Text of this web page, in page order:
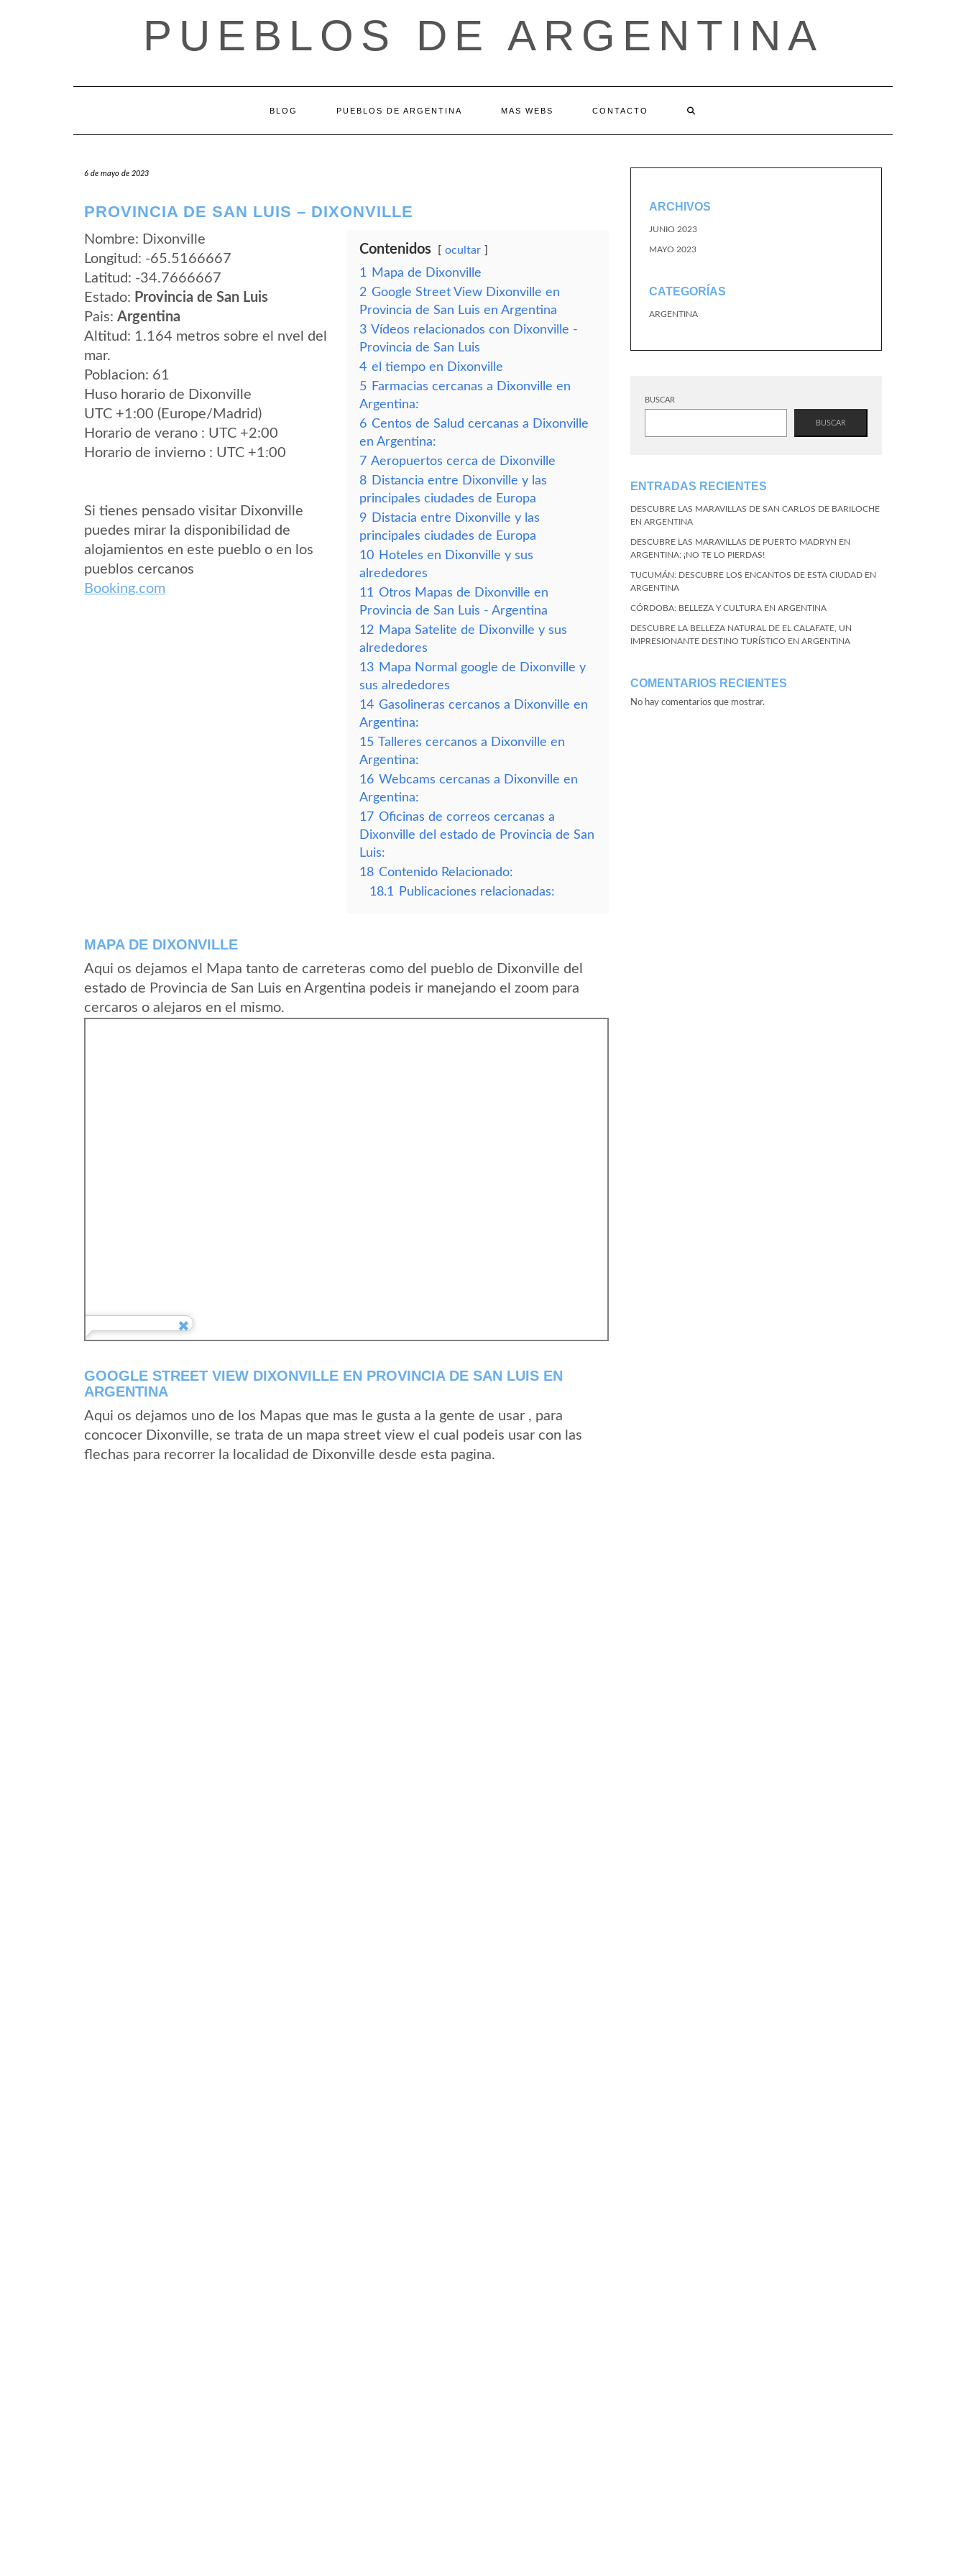
PUEBLOS DE ARGENTINA
BLOG PUEBLOS DE ARGENTINA MAS WEBS CONTACTO
6 de mayo de 2023
PROVINCIA DE SAN LUIS – DIXONVILLE
Nombre: Dixonville
Longitud: -65.5166667
Latitud: -34.7666667
Estado: Provincia de San Luis
Pais: Argentina
Altitud: 1.164 metros sobre el nvel del
mar.
Poblacion: 61
Huso horario de Dixonville
UTC +1:00 (Europe/Madrid)
Horario de verano : UTC +2:00
Horario de invierno : UTC +1:00
Si tienes pensado visitar Dixonville
puedes mirar la disponibilidad de
alojamientos en este pueblo o en los
pueblos cercanos
Booking.com
Contenidos ocultar
1
Mapa de Dixonville
2 Google Street View Dixonville en
Provincia de San Luis en Argentina
3 Vídeos relacionados con Dixonville -
Provincia de San Luis
4 el tiempo en Dixonville
5 Farmacias cercanas a Dixonville en
Argentina:
6 Centos de Salud cercanas a Dixonville
en Argentina:
7 Aeropuertos cerca de Dixonville
8 Distancia entre Dixonville y las
principales ciudades de Europa
9 Distacia entre Dixonville y las
principales ciudades de Europa
10 Hoteles en Dixonville y sus
alrededores
11 Otros Mapas de Dixonville en
Provincia de San Luis - Argentina
12 Mapa Satelite de Dixonville y sus
alrededores
13 Mapa Normal google de Dixonville y
sus alrededores
14 Gasolineras cercanos a Dixonville en
Argentina:
15 Talleres cercanos a Dixonville en
Argentina:
16 Webcams cercanas a Dixonville en
Argentina:
17 Oficinas de correos cercanas a
Dixonville del estado de Provincia de San
Luis:
18 Contenido Relacionado:
18.1
Publicaciones relacionadas:
MAPA DE DIXONVILLE
Aqui os dejamos el Mapa tanto de carreteras como del pueblo de Dixonville del
estado de Provincia de San Luis en Argentina podeis ir manejando el zoom para
cercaros o alejaros en el mismo.
GOOGLE STREET VIEW DIXONVILLE EN PROVINCIA DE SAN LUIS EN
ARGENTINA
Aqui os dejamos uno de los Mapas que mas le gusta a la gente de usar , para
concocer Dixonville, se trata de un mapa street view el cual podeis usar con las
flechas para recorrer la localidad de Dixonville desde esta pagina.
ARCHIVOS
JUNIO 2023
MAYO 2023
CATEGORÍAS
ARGENTINA
BUSCAR
BUSCAR
ENTRADAS RECIENTES
DESCUBRE LAS MARAVILLAS DE SAN CARLOS DE BARILOCHE
EN ARGENTINA
DESCUBRE LAS MARAVILLAS DE PUERTO MADRYN EN
ARGENTINA: ¡NO TE LO PIERDAS!
TUCUMÁN: DESCUBRE LOS ENCANTOS DE ESTA CIUDAD EN
ARGENTINA
CÓRDOBA: BELLEZA Y CULTURA EN ARGENTINA
DESCUBRE LA BELLEZA NATURAL DE EL CALAFATE, UN
IMPRESIONANTE DESTINO TURÍSTICO EN ARGENTINA
COMENTARIOS RECIENTES
No hay comentarios que mostrar.